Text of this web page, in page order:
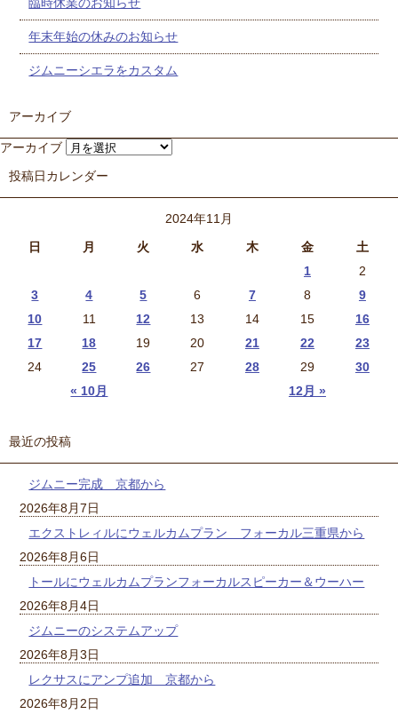
年末年始の休みのお知らせ
ジムニーシエラをカスタム
アーカイブ
アーカイブ
投稿日カレンダー
2024年11月
日
月 火 水 木 金 土
« 10月 12月 »
1
2
3
4 5 6 7 8
9
10
11 12 13 14 15
16
17
18 19 20 21 22
23
24
25 26 27 28 29 30
最近の投稿
ジムニー完成 京都から
2026年8月7日
エクストレィルにウェルカムプラン フォーカル三重県から
2026年8月6日
トールにウェルカムプランフォーカルスピーカー＆ウーハー
2026年8月4日
ジムニーのシステムアップ
2026年8月3日
レクサスにアンプ追加 京都から
2026年8月2日